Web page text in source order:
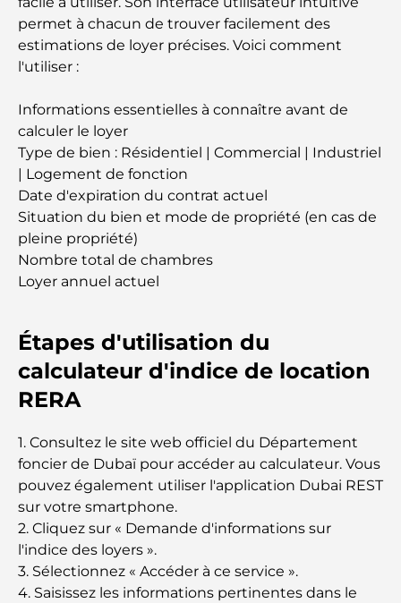
Les meilleures écoles IB à Dubaï : un guide
complet pour les parents
Plan directeur de Dubai Hills : une vision pour la
Restaurant de l'Opéra de Dubaï : Quand la
gastronomie rencontre la culture
Les marques de costumes les plus chères qui
définissent le luxe sur mesure
Restaurants de J1 Beach : la nouvelle destination
gastronomique de luxe à Dubaï
Les montres Rolex les plus chères jamais vendues
Crèches à Dubai Hills : Guide pour les parents
A Brief Guide to Buying Property in Dubai (2025-
26)
Les meilleurs cafés du centre-ville de Dubaï : le
guide complet des amateurs de café
Les Mercedes les plus chères jamais créées
permet à chacun de trouver facilement des
estimations de loyer précises. Voici comment
l'utiliser :
Informations essentielles à connaître avant de
calculer le loyer
Type de bien : Résidentiel | Commercial | Industriel
| Logement de fonction
Date d'expiration du contrat actuel
Situation du bien et mode de propriété (en cas de
pleine propriété)
Nombre total de chambres
Loyer annuel actuel
Étapes d'utilisation du
calculateur d'indice de location
RERA
1. Consultez le site web officiel du Département
foncier de Dubaï pour accéder au calculateur. Vous
pouvez également utiliser l'application Dubai REST
sur votre smartphone.
2. Cliquez sur « Demande d'informations sur
l'indice des loyers ».
3. Sélectionnez « Accéder à ce service ».
4. Saisissez les informations pertinentes dans le